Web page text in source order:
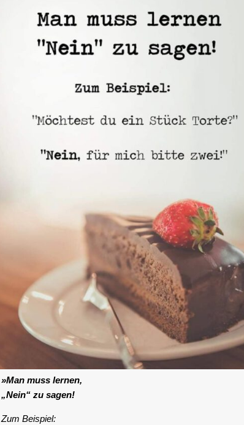
»Man muss lernen,
„Nein“ zu sagen!
Zum Beispiel: